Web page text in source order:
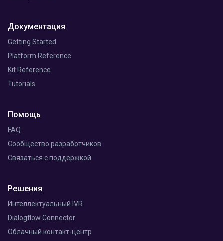
Решения
Интеллектуальный IVR
Dialogflow Connector
Облачный контакт-центр
Документация
Getting Started
Platform Reference
Kit Reference
Tutorials
Помощь
FAQ
Сообщество разработчиков
Связаться с поддержкой